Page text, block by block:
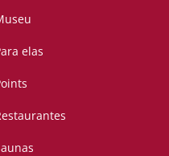
elas